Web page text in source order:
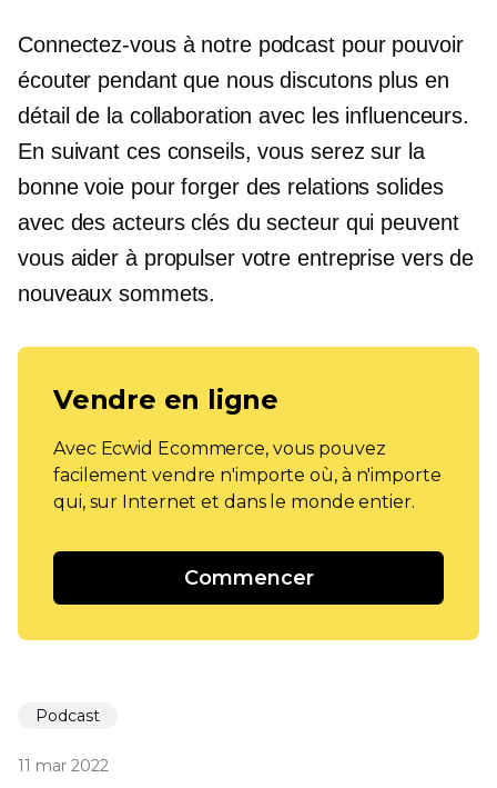
Connectez-vous à notre podcast pour pouvoir
écouter pendant que nous discutons plus en
détail de la collaboration avec les influenceurs.
En suivant ces conseils, vous serez sur la
bonne voie pour forger des relations solides
avec des acteurs clés du secteur qui peuvent
vous aider à propulser votre entreprise vers de
nouveaux sommets.
Vendre en ligne
Avec Ecwid Ecommerce, vous pouvez
facilement vendre n'importe où, à n'importe
qui, sur Internet et dans le monde entier.
Commencer
Podcast
11 mar 2022